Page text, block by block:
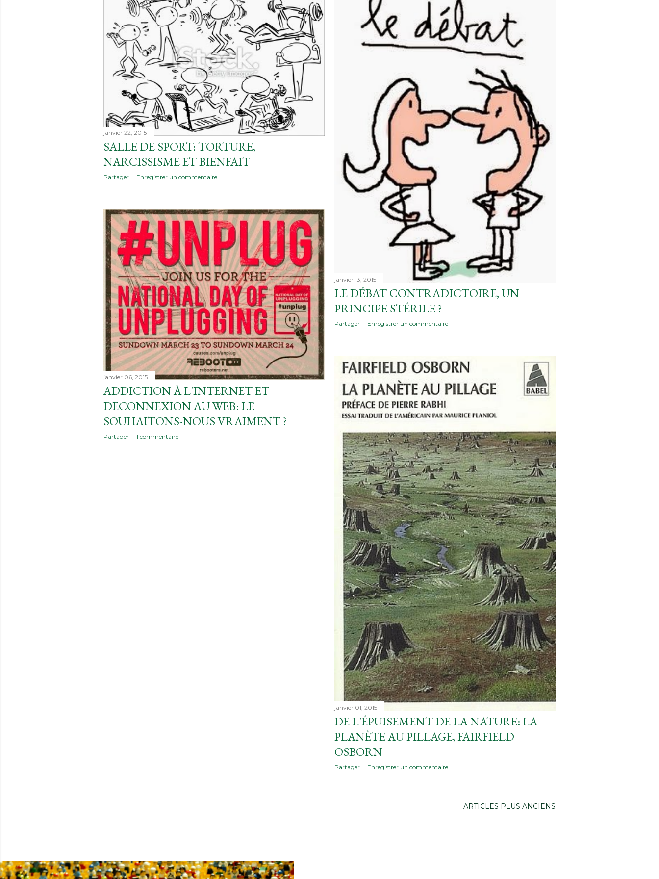
c
janvier 22, 2015
SALLE DE SPORT: TORTURE,
NARCISSISME ET BIENFAIT
Partager Enregistrer un commentaire
janvier 13, 2015
LE DÉBAT CONTRADICTOIRE, UN
PRINCIPE STÉRILE ?
Partager Enregistrer un commentaire
janvier 06, 2015
ADDICTION À L'INTERNET ET
DECONNEXION AU WEB: LE
SOUHAITONS-NOUS VRAIMENT ?
Partager 1 commentaire
janvier 01, 2015
DE L'ÉPUISEMENT DE LA NATURE: LA
PLANÈTE AU PILLAGE, FAIRFIELD
OSBORN
Partager Enregistrer un commentaire
ARTICLES PLUS ANCIENS